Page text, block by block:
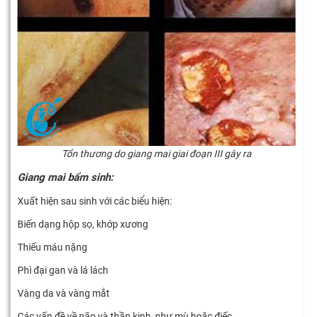
Tổn thương do giang mai giai đoạn III gây ra
Giang mai bẩm sinh:
Xuất hiện sau sinh với các biểu hiện:
Biến dạng hộp sọ, khớp xương
Thiếu máu nặng
Phì đại gan và lá lách
Vàng da và vàng mắt